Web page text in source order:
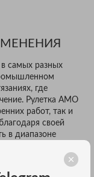
самых разных
где
Рулетка AMO
работ, так и
своей
в диапазоне